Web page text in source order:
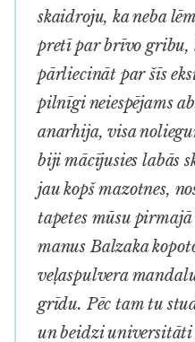
skaidroju, ka neba
pretī par brīvo gribu,
pārliecināt par šīs
pilnīgi neiespējams
anarhija, visa
biji mācījusies labās
jau kopš mazotnes,
tapetes mūsu
manus Balzaka
veļaspulvera
grīdu. Pēc tam tu
un beidzi